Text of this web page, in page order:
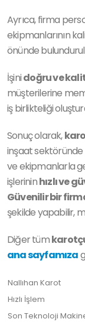
Ayrıca, firma
ekipmanlarının
önünde
İşinidoğru ve
müşterilerine
iş birlikteliği
Sonuç olarak,
inşaat
ve ekipmanlarla
işlerininhızlı ve
Güvenilir bir
şekilde yapabilir,
Diğer tüm
ana sayfamıza
Nallıhan Karot
Hızlı İşlem
Son Teknoloji